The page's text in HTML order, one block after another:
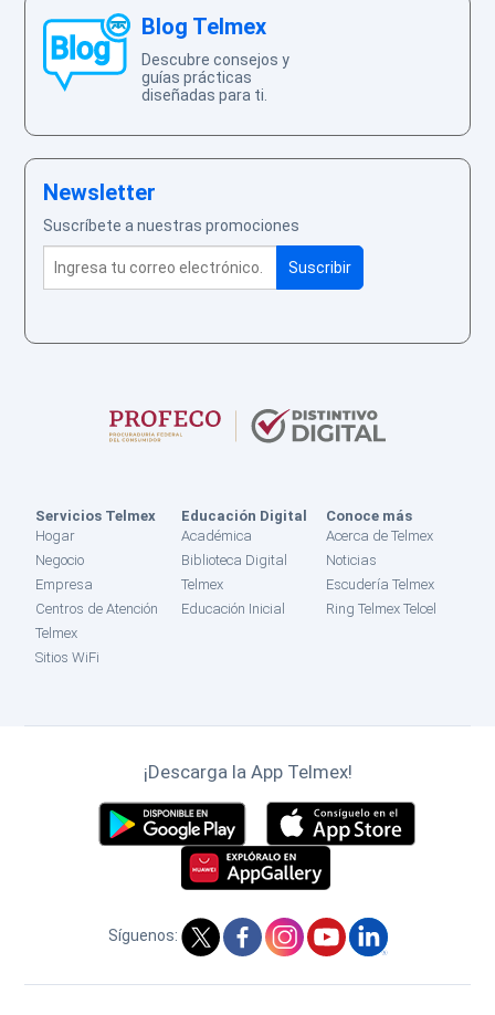
Blog Telmex
Descubre consejos y
guías prácticas
diseñadas para ti.
Newsletter
Suscríbete a nuestras promociones
Servicios Telmex
Hogar
Negocio
Empresa
Centros de Atención
Telmex
Sitios WiFi
Educación Digital
Académica
Biblioteca Digital
Telmex
Educación Inicial
Conoce más
Acerca de Telmex
Noticias
Escudería Telmex
Ring Telmex Telcel
¡Descarga la App Telmex!
Síguenos: